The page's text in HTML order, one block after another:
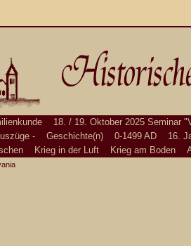
18. / 19. Oktober 2025 Seminar
-
Geschichte(n) 0-1499 AD
16.
Krieg in der Luft Krieg am Boden